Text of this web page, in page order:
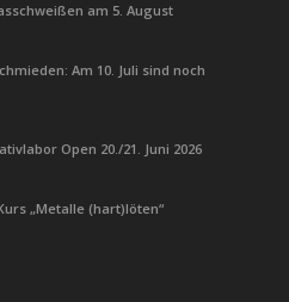
am 5. August
Am 10. Juli sind noch
Open 20./21. Juni 2026
„Metalle (hart)löten“